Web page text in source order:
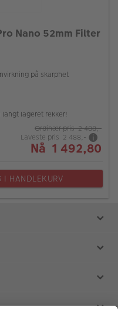
Nano 52mm Filter
på skarphet
langt lageret rekker!
Ordinær pris 2 488,-
Laveste pris 2 488,-
Nå 1 492,80
I HANDLEKURV